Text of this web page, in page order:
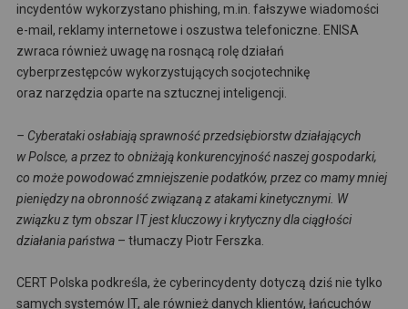
incydentów wykorzystano phishing, m.in. fałszywe wiadomości
e-mail, reklamy internetowe i oszustwa telefoniczne. ENISA
zwraca również uwagę na rosnącą rolę działań
cyberprzestępców wykorzystujących socjotechnikę
oraz narzędzia oparte na sztucznej inteligencji.
– Cyberataki osłabiają sprawność przedsiębiorstw działających
w Polsce, a przez to obniżają konkurencyjność naszej gospodarki,
co może powodować zmniejszenie podatków, przez co mamy mniej
pieniędzy na obronność związaną z atakami kinetycznymi. W
związku z tym obszar IT jest kluczowy i krytyczny dla ciągłości
działania państwa– tłumaczy Piotr Ferszka.
CERT Polska podkreśla, że cyberincydenty dotyczą dziś nie tylko
samych systemów IT, ale również danych klientów, łańcuchów